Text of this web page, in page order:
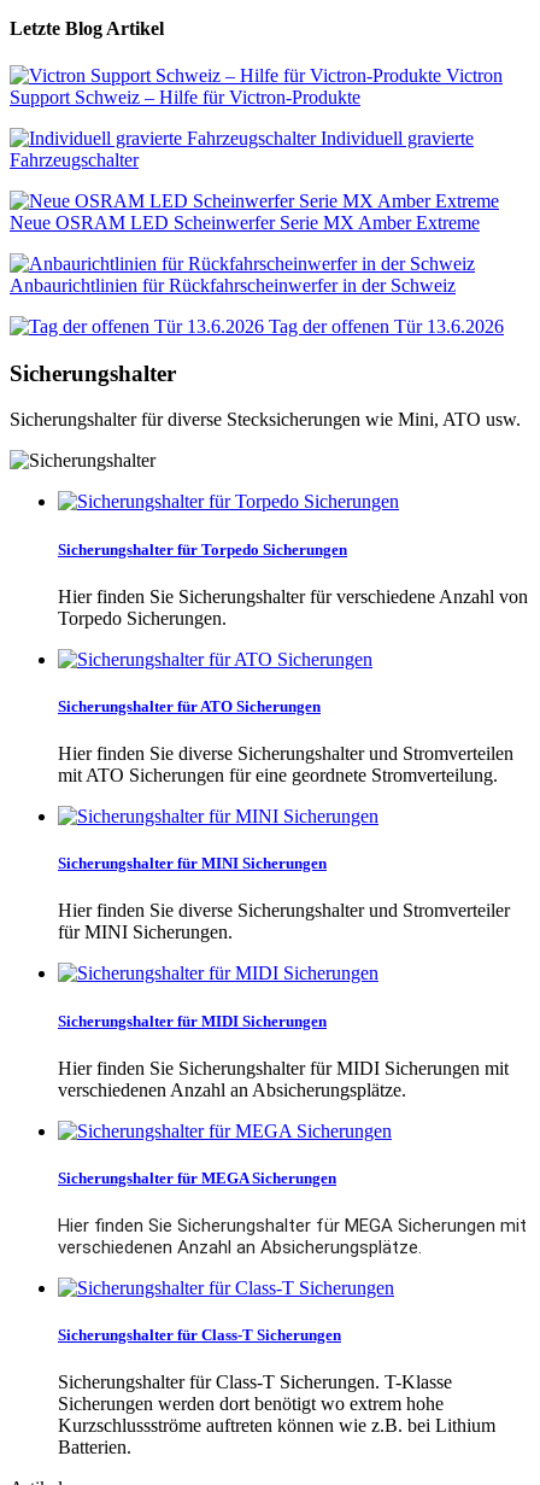
Letzte Blog Artikel
Victron
Support Schweiz – Hilfe für Victron-Produkte
Individuell gravierte
Fahrzeugschalter
Neue OSRAM LED Scheinwerfer Serie MX Amber Extreme
Anbaurichtlinien für Rückfahrscheinwerfer in der Schweiz
Tag der offenen Tür 13.6.2026
Sicherungshalter
Sicherungshalter für diverse Stecksicherungen wie Mini, ATO usw.
Sicherungshalter für Torpedo Sicherungen
Hier finden Sie Sicherungshalter für verschiedene Anzahl von
Torpedo Sicherungen.
Sicherungshalter für ATO Sicherungen
Hier finden Sie diverse Sicherungshalter und Stromverteilen
mit ATO Sicherungen für eine geordnete Stromverteilung.
Sicherungshalter für MINI Sicherungen
Hier finden Sie diverse Sicherungshalter und Stromverteiler
für MINI Sicherungen.
Sicherungshalter für MIDI Sicherungen
Hier finden Sie Sicherungshalter für MIDI Sicherungen mit
verschiedenen Anzahl an Absicherungsplätze.
Sicherungshalter für MEGA Sicherungen
Hier finden Sie Sicherungshalter für MEGA Sicherungen mit
verschiedenen Anzahl an Absicherungsplätze.
Sicherungshalter für Class-T Sicherungen
Sicherungshalter für Class-T Sicherungen. T-Klasse
Sicherungen werden dort benötigt wo extrem hohe
Kurzschlussströme auftreten können wie z.B. bei Lithium
Batterien.